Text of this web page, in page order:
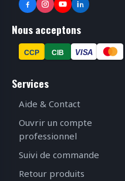
Nous acceptons
CCP CIB VISA
Services
Aide & Contact
Ouvrir un compte
professionnel
Suivi de commande
Retour produits